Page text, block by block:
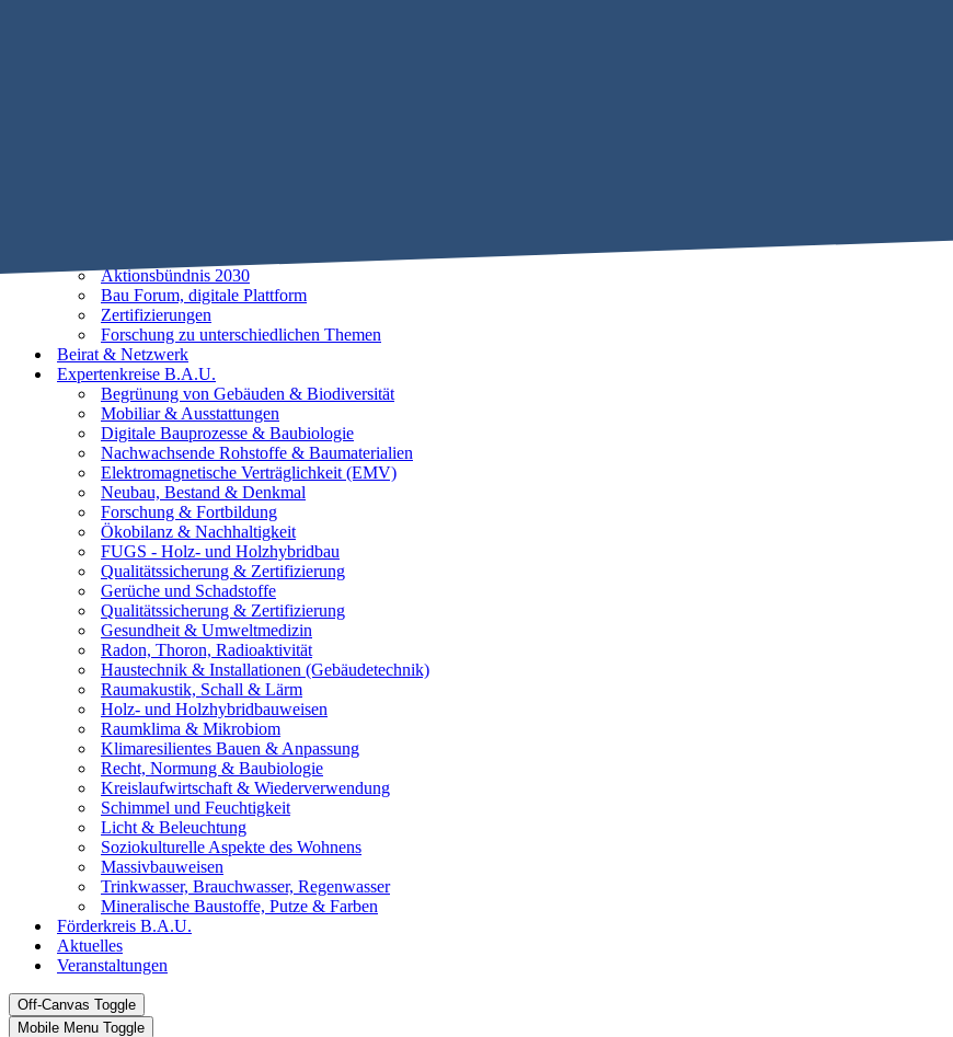
Aktionsbündnis 2030
Bau Forum, digitale Plattform
Zertifizierungen
Forschung zu unterschiedlichen Themen
Beirat & Netzwerk
Expertenkreise B.A.U.
Begrünung von Gebäuden & Biodiversität
Mobiliar & Ausstattungen
Digitale Bauprozesse & Baubiologie
Nachwachsende Rohstoffe & Baumaterialien
Elektromagnetische Verträglichkeit (EMV)
Neubau, Bestand & Denkmal
Forschung & Fortbildung
Ökobilanz & Nachhaltigkeit
FUGS - Holz- und Holzhybridbau
Qualitätssicherung & Zertifizierung
Gerüche und Schadstoffe
Qualitätssicherung & Zertifizierung
Gesundheit & Umweltmedizin
Radon, Thoron, Radioaktivität
Haustechnik & Installationen (Gebäudetechnik)
Raumakustik, Schall & Lärm
Holz- und Holzhybridbauweisen
Raumklima & Mikrobiom
Klimaresilientes Bauen & Anpassung
Recht, Normung & Baubiologie
Kreislaufwirtschaft & Wiederverwendung
Schimmel und Feuchtigkeit
Licht & Beleuchtung
Soziokulturelle Aspekte des Wohnens
Massivbauweisen
Trinkwasser, Brauchwasser, Regenwasser
Mineralische Baustoffe, Putze & Farben
Förderkreis B.A.U.
Aktuelles
Veranstaltungen
Off-Canvas Toggle
Mobile Menu Toggle